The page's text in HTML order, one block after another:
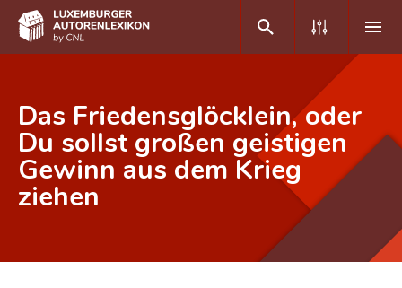
DE FR
Home
Autor(inn)en A-Z
Das Friedensglöcklein, oder
Du sollst großen geistigen
Gewinn aus dem Krieg
ziehen